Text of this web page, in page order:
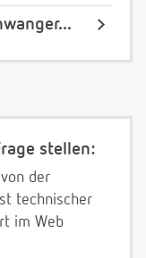
stellen:
der
technischer
im Web